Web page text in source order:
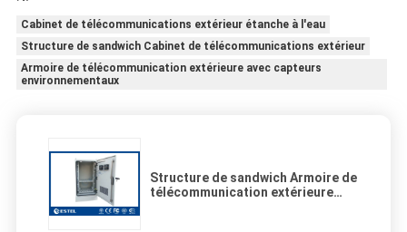
Cabinet de télécommunications extérieur étanche à l'eau
Structure de sandwich Cabinet de télécommunications extérieur
Armoire de télécommunication extérieure avec capteurs
environnementaux
Structure de sandwich Armoire de
télécommunication extérieure